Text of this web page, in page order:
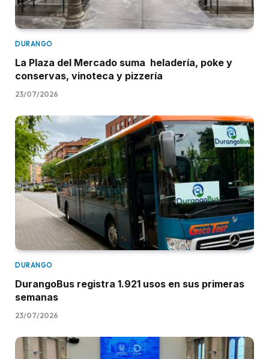
DURANGO
La Plaza del Mercado suma heladería, poke y
conservas, vinoteca y pizzería
23/07/2026
DURANGO
DurangoBus registra 1.921 usos en sus primeras
semanas
23/07/2026